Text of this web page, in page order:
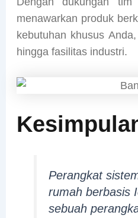
menawarkan produk
kebutuhan khusus
hingga fasilitas industri.
Perangkat
rumah berbasis
sebuah